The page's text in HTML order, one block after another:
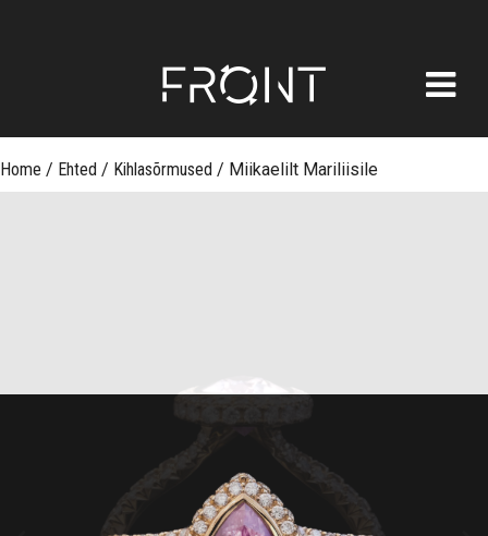
Skip
Home / Ehted / Kihlasõrmused / Miikaelilt Mariliisile